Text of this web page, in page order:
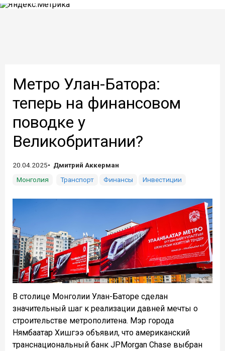
Метро Улан-Батора:
теперь на финансовом
поводке у
Великобритании?
20.04.2025
Дмитрий Аккерман
Монголия
Транспорт Финансы Инвестиции
В столице Монголии Улан-Баторе сделан
значительный шаг к реализации давней мечты о
строительстве метрополитена. Мэр города
Нямбаатар Хишгээ объявил, что американский
транснациональный банк JPMorgan Chase выбран